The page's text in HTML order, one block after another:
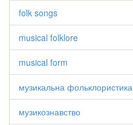
folk songs
musical folklore
musical form
музикальна фольклористика
музикознавство